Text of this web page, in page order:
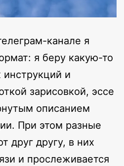
канале я
я беру какую-то
и
зарисовкой, эссе
описанием
При этом разные
друг другу, в них
и прослеживается